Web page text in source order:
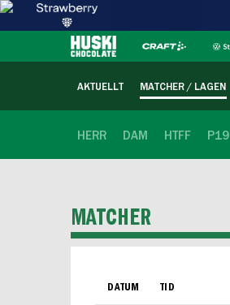
AKTUELLT MATCHER / LAGEN
HERR DAM HTFF P19
MATCHER
DATUM TID